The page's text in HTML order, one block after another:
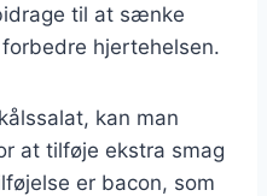
til at sænke
hjertehelsen.
kan man
at tilføje ekstra smag
er bacon, som